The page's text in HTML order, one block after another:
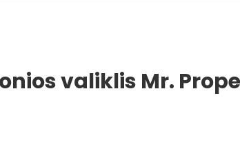
valiklis Mr.